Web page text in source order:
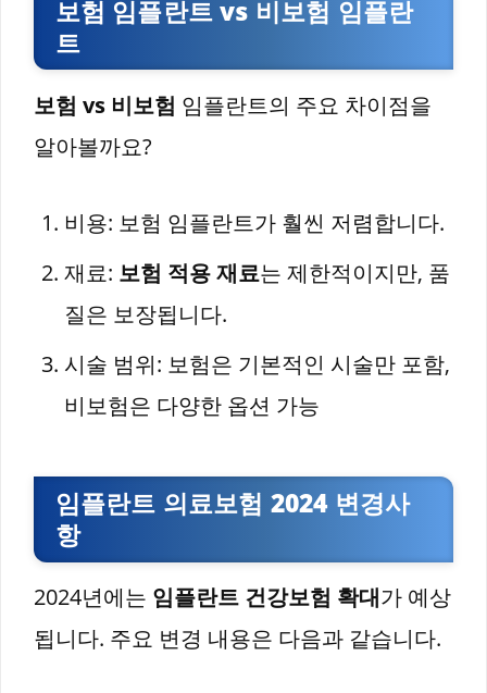
보험 임플란트 vs 비보험 임플란
트
보험 vs 비보험 임플란트의 주요 차이점을
알아볼까요?
비용: 보험 임플란트가 훨씬 저렴합니다.
재료: 보험 적용 재료는 제한적이지만, 품
질은 보장됩니다.
시술 범위: 보험은 기본적인 시술만 포함,
비보험은 다양한 옵션 가능
임플란트 의료보험 2024 변경사
항
2024년에는 임플란트 건강보험 확대가 예상
됩니다. 주요 변경 내용은 다음과 같습니다.